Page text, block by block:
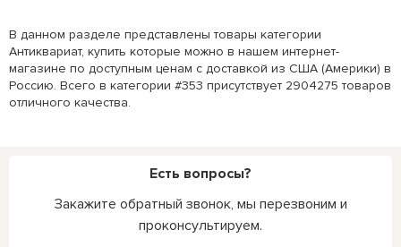
В данном разделе представлены товары категории
Антиквариат, купить которые можно в нашем интернет-
магазине по доступным ценам с доставкой из США (Америки) в
Россию. Всего в категории #353 присутствует 2904275 товаров
отличного качества.
Есть вопросы?
Закажите обратный звонок, мы перезвоним и
проконсультируем.